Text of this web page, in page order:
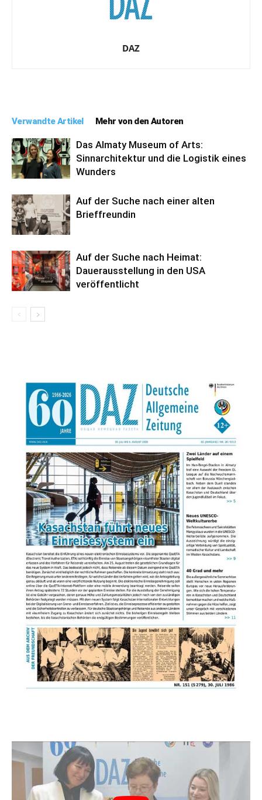
DAZ
Verwandte Artikel Mehr von den Autoren
Das Almaty Museum of Arts:
Sinnarchitektur und die Logistik eines
Wunders
Auf der Suche nach einer alten
Brieffreundin
Auf der Suche nach Heimat:
Dauerausstellung in den USA
veröffentlicht